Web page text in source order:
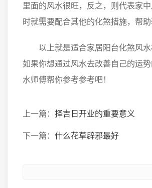
里面的风水很旺，反之，则代表家
时就需要配合其他的化煞措施，帮助
以上就是适合家居阳台化煞风水
如果你想通过风水去改善自己的运
水师傅帮你参考参考吧！
上一篇： 择吉日开业的重要意义
下一篇： 什么花草辟邪最好